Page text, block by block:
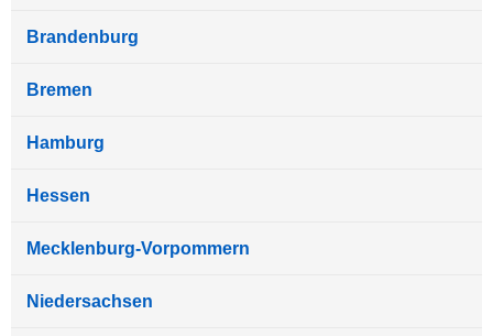
Brandenburg
Bremen
Hamburg
Hessen
Mecklenburg-Vorpommern
Niedersachsen